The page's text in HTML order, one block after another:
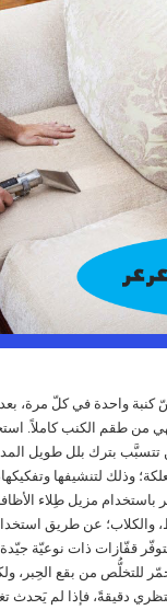
واحدة في كلّ مرة،
من طقم الكنب كاملاً.
لن تتسبَّب بترك بلل طويل
وذلك لتنشيفها
باستخدام مزيل طِلاء
والكلاب؛ عن طريق
قفّازات ذات نوعيّة جيّدة
للتخلُّص من بقع الحِبر،
دقيقةً، فإذا لم يَحدث